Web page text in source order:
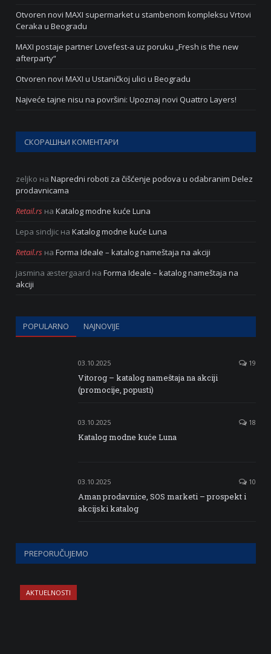
Otvoren novi MAXI supermarket u stambenom kompleksu Vrtovi
Ceraka u Beogradu
MAXI postaje partner Lovefest-a uz poruku „Fresh is the new
afterparty“
Otvoren novi MAXI u Ustaničkoj ulici u Beogradu
Najveće tajne nisu na površini: Upoznaj novi Quattro Layers!
СКОРАШЊИ КОМЕНТАРИ
zeljko на Napredni roboti za čišćenje podova u odabranim Delez
prodavnicama
Retail.rs на Katalog modne kuće Luna
Lepa sindjic на Katalog modne kuće Luna
Retail.rs на Forma Ideale – katalog nameštaja na akciji
jasmina æstergaard на Forma Ideale – katalog nameštaja na
akciji
POPULARNO NAJNOVIJE
03.10.2025 19
Vitorog – katalog nameštaja na akciji
(promocije, popusti)
03.10.2025 18
Katalog modne kuće Luna
03.10.2025 10
Aman prodavnice, SOS marketi – prospekt i
akcijski katalog
PREPORUČUJEMO
AKTUELNOSTI